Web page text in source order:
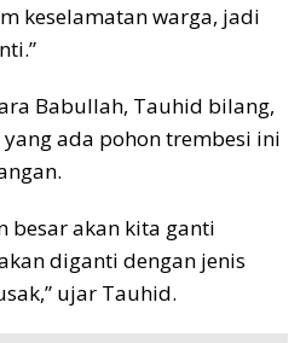
keselamatan warga, jadi
Babullah, Tauhid bilang,
ada pohon trembesi ini
besar akan kita ganti
diganti dengan jenis
ujar Tauhid.